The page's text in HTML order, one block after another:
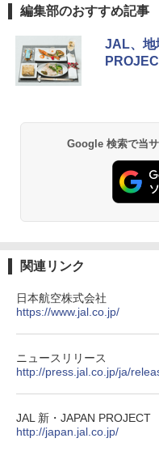
D40 地
力的な
￥
￥2,695
球の歩
￥
新しい
[キャ
プテン
ッと
ッシュ
&ハイ
ト プ
人用
ーチ
易 ト
￥
[キャ
簡単設
熊撃退
【日本
0ml（
秒）射
付き
026リ
コンパ
防水
編集部のおすすめ記事
JAL、地
Google 検索で当
関連リンク
日本航空株式会社
https://www.jal.co.jp/
ニュースリリース
http://press.jal.co.jp/ja/
JAL 新・JAPAN PROJECT
http://japan.jal.co.jp/